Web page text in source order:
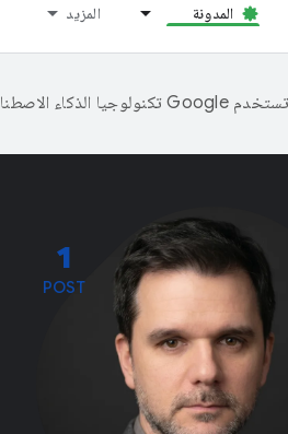
المدونة المزيد
تستخدم Google تكنولوجيا الذكاء الاصطناعي لترجمة المحتوى إلى لغتك المفضّلة، وقد تتضمّن بعض الأخطاء.
1
POST